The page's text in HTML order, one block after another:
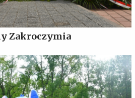
Zakroczymia